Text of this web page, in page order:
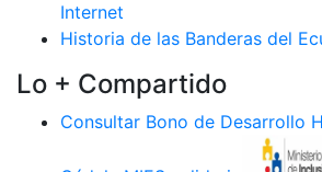
Internet
Historia de las Banderas del
Lo + Compartido
Consultar Bono de Desarrollo